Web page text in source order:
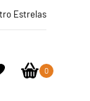
Estrelas
0